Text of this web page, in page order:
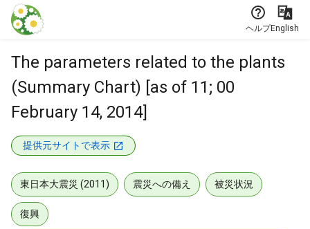
本文に飛ぶ
ヘルプEnglish
The parameters related to the plants
(Summary Chart) [as of 11; 00
February 14, 2014]
提供元サイトで表示
東日本大震災 (2011) 震災への備え 被災状況
復興